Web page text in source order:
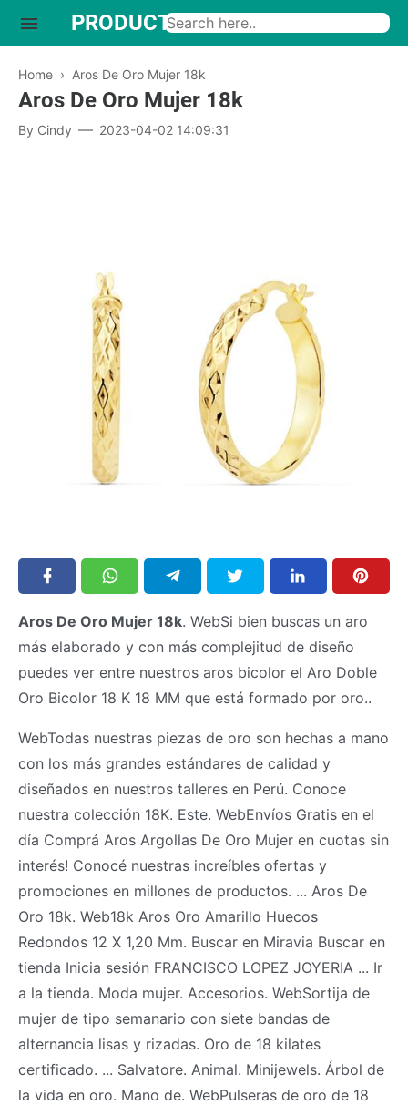
Home › Aros De Oro Mujer 18k
Aros De Oro Mujer 18k
By Cindy 2023-04-02 14:09:31
Aros De Oro Mujer 18k. WebSi bien buscas un aro
más elaborado y con más complejitud de diseño
puedes ver entre nuestros aros bicolor el Aro Doble
Oro Bicolor 18 K 18 MM que está formado por oro..
WebTodas nuestras piezas de oro son hechas a mano
con los más grandes estándares de calidad y
diseñados en nuestros talleres en Perú. Conoce
nuestra colección 18K. Este. WebEnvíos Gratis en el
día Comprá Aros Argollas De Oro Mujer en cuotas sin
interés! Conocé nuestras increíbles ofertas y
promociones en millones de productos. ... Aros De
Oro 18k. Web18k Aros Oro Amarillo Huecos
Redondos 12 X 1,20 Mm. Buscar en Miravia Buscar en
tienda Inicia sesión FRANCISCO LOPEZ JOYERIA ... Ir
a la tienda. Moda mujer. Accesorios. WebSortija de
mujer de tipo semanario con siete bandas de
alternancia lisas y rizadas. Oro de 18 kilates
certificado. ... Salvatore. Animal. Minijewels. Árbol de
la vida en oro. Mano de. WebPulseras de oro de 18